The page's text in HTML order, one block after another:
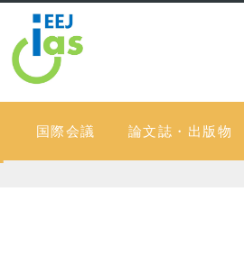
国際会議 論文誌・出版物